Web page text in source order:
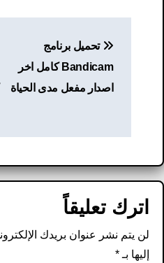
المقالات
تحميل برنامج
Bandicam كامل اخر
اصدار مفعل مدى الحياة
اترك تعليقاً
لن يتم نشر عنوان بريدك
إليها بـ*